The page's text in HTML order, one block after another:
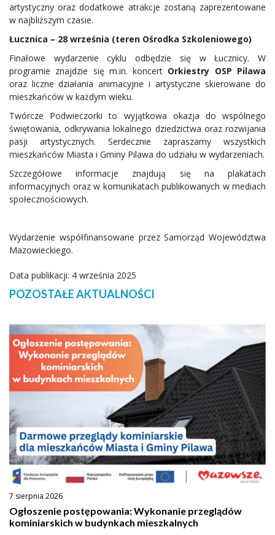
artystyczny oraz dodatkowe atrakcje zostaną zaprezentowane
w najbliższym czasie.
Łucznica – 28 września (teren Ośrodka Szkoleniowego)
Finałowe wydarzenie cyklu odbędzie się w Łucznicy. W
programie znajdzie się m.in. koncert Orkiestry OSP Pilawa
oraz liczne działania animacyjne i artystyczne skierowane do
mieszkańców w każdym wieku.
Twórcze Podwieczorki to wyjątkowa okazja do wspólnego
świętowania, odkrywania lokalnego dziedzictwa oraz rozwijania
pasji artystycznych. Serdecznie zapraszamy wszystkich
mieszkańców Miasta i Gminy Pilawa do udziału w wydarzeniach.
Szczegółowe informacje znajdują się na plakatach
informacyjnych oraz w komunikatach publikowanych w mediach
społecznościowych.
Wydarzenie współfinansowane przez Samorząd Województwa
Mazowieckiego.
Data publikacji: 4 września 2025
POZOSTAŁE AKTUALNOŚCI
7 sierpnia 2026
Ogłoszenie postępowania: Wykonanie przeglądów
kominiarskich w budynkach mieszkalnych